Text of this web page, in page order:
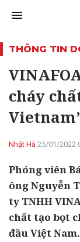
THÔNG TIN
cháy
Nhật Hà 25/01/2022
Phóng viên
ông Nguyễn
ty TNHH
chất tạo bọt
đầu Việt Nam.